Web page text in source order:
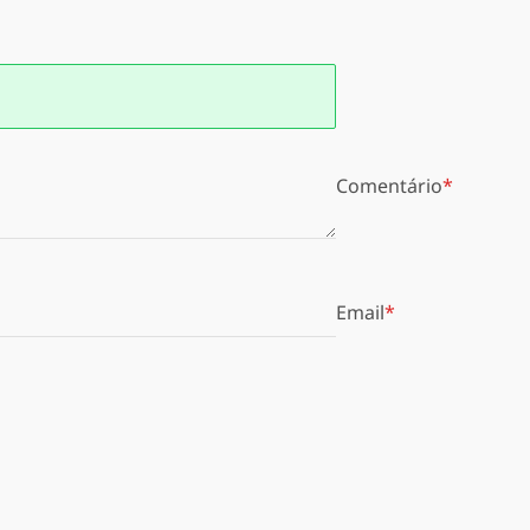
Comentário
Email